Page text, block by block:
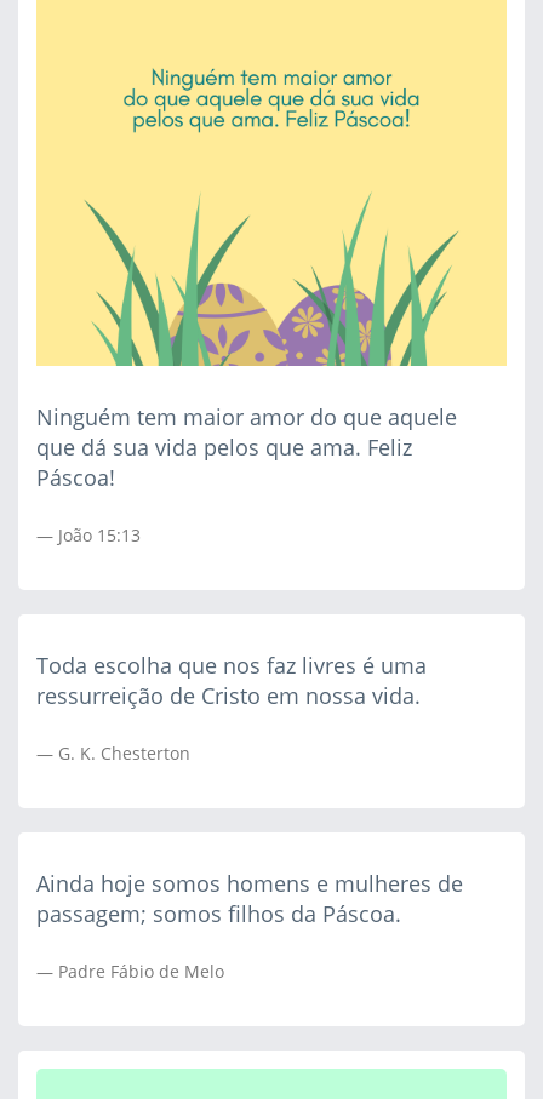
Ninguém tem maior amor do que aquele
que dá sua vida pelos que ama. Feliz
Páscoa!
João 15:13
Toda escolha que nos faz livres é uma
ressurreição de Cristo em nossa vida.
G. K. Chesterton
Ainda hoje somos homens e mulheres de
passagem; somos filhos da Páscoa.
Padre Fábio de Melo